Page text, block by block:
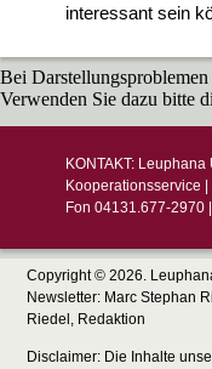
interessant sein
Bei
Verwenden Sie dazu bitte
KONTAKT: Leuphana
Kooperationsservice
Fon 04131.677-2970
Copyright © 2026.
Newsletter: Marc Stephan
Riedel, Redaktion
Disclaimer: Die Inhalte